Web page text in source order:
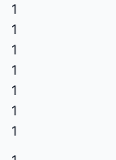
1
1
1
1
1
1
1